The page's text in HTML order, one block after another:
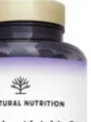
NutriciónBienestar